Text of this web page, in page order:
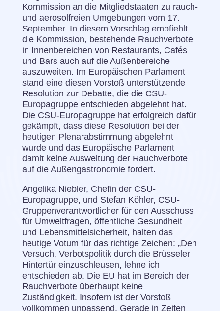
Kommission an die Mitgliedstaaten zu rauch-
und aerosolfreien Umgebungen vom 17.
September. In diesem Vorschlag empfiehlt
die Kommission, bestehende Rauchverbote
in Innenbereichen von Restaurants, Cafés
und Bars auch auf die Außenbereiche
auszuweiten. Im Europäischen Parlament
stand eine diesen Vorstoß unterstützende
Resolution zur Debatte, die die CSU-
Europagruppe entschieden abgelehnt hat.
Die CSU-Europagruppe hat erfolgreich dafür
gekämpft, dass diese Resolution bei der
heutigen Plenarabstimmung abgelehnt
wurde und das Europäische Parlament
damit keine Ausweitung der Rauchverbote
auf die Außengastronomie fordert.
Angelika Niebler, Chefin der CSU-
Europagruppe, und Stefan Köhler, CSU-
Gruppenverantwortlicher für den Ausschuss
für Umweltfragen, öffentliche Gesundheit
und Lebensmittelsicherheit, halten das
heutige Votum für das richtige Zeichen: „Den
Versuch, Verbotspolitik durch die Brüsseler
Hintertür einzuschleusen, lehne ich
entschieden ab. Die EU hat im Bereich der
Rauchverbote überhaupt keine
Zuständigkeit. Insofern ist der Vorstoß
vollkommen unpassend. Gerade in Zeiten